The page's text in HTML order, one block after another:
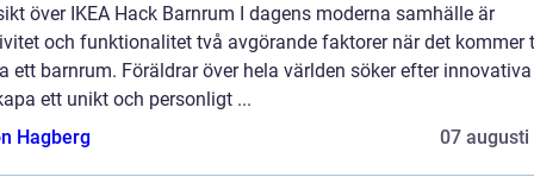
över IKEA Hack Barnrum I dagens moderna samhälle är
och funktionalitet två avgörande faktorer när det kommer
ett barnrum. Föräldrar över hela världen söker efter
ett unikt och personligt ...
Hagberg
07 augusti